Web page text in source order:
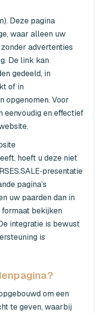
Deze pagina
waar alleen uw
advertenties
De link kan
gedeeld, in
of in
opgenomen. Voor
eenvoudig en effectief
hoeft u deze niet
pagina’s
uw paarden dan in
bekijken
integratie is bewust
is
om een
te geven, waarbij